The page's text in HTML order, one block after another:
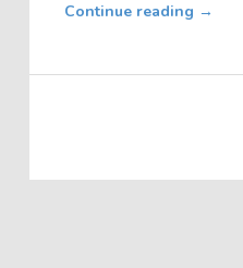
Continue reading →